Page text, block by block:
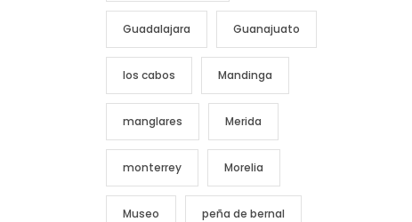
Guadalajara Guanajuato
los cabos Mandinga
manglares Merida
monterrey Morelia
Museo peña de bernal